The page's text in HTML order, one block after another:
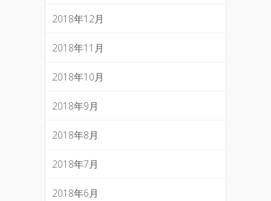
2018年12月
2018年11月
2018年10月
2018年9月
2018年8月
2018年7月
2018年6月